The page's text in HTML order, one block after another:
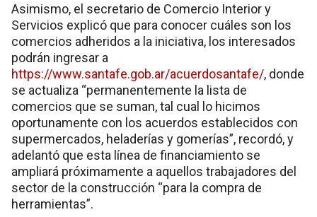
Asimismo, el secretario de Comercio Interior y
Servicios explicó que para conocer cuáles son los
comercios adheridos a la iniciativa, los interesados
podrán ingresar a
https://www.santafe.gob.ar/acuerdosantafe/, donde
se actualiza “permanentemente la lista de
comercios que se suman, tal cual lo hicimos
oportunamente con los acuerdos establecidos con
supermercados, heladerías y gomerías”, recordó, y
adelantó que esta línea de financiamiento se
ampliará próximamente a aquellos trabajadores del
sector de la construcción “para la compra de
herramientas”.